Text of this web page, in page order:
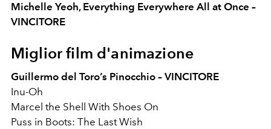
Michelle Yeoh, Everything Everywhere All at Once –
VINCITORE
Miglior film d'animazione
Guillermo del Toro’s Pinocchio – VINCITORE
Inu-Oh
Marcel the Shell With Shoes On
Puss in Boots: The Last Wish